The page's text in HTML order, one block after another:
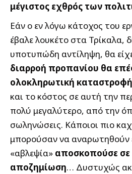
μέγιστος εχθρός των
Εάν ο εν λόγω κάτοχος του
έβαλε λουκέτο στα Τρίκαλα,
υποτυπώδη αντίληψη, θα
διαρροή προπανίου θα
ολοκληρωτική
και το κόστος σε αυτή την
πολύ μεγαλύτερο, από την
σωληνώσεις. Κάποιοι πιο
μπορούσαν να αναρωτηθούν
«αβλεψία» αποσκοπούσε σε
αποζημίωση… Δυστυχώς